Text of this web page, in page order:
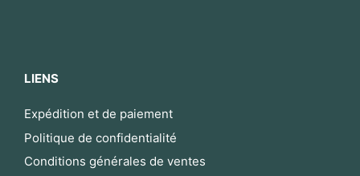
LIENS
Expédition et de paiement
Politique de confidentialité
Conditions générales de ventes